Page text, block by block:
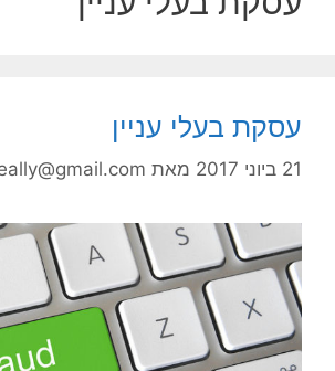
עסקת בעלי עניין
21 ביוני 2017 מאת